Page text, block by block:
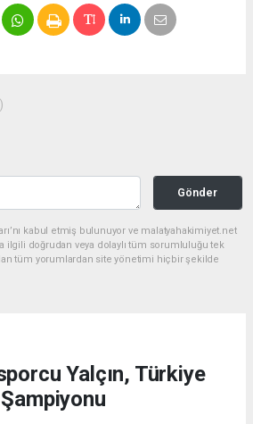
Gönder
kabul etmiş bulunuyor ve malatyahakimiyet.net
ilgili doğrudan veya dolaylı tüm sorumluluğu tek
tüm yorumlardan site yönetimi hiçbir şekilde
Yalçın, Türkiye
Şampiyonu